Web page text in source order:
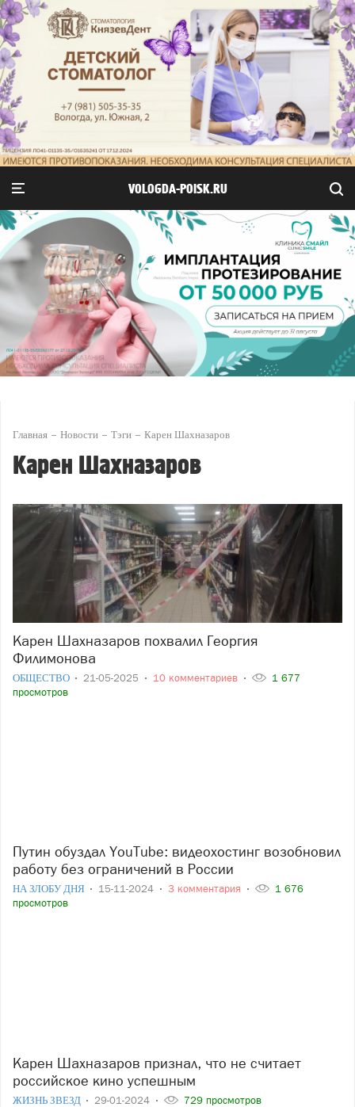
VOLOGDA-POISK.RU
Главная Новости Тэги Карен Шахназаров
Карен Шахназаров
Карен Шахназаров похвалил Георгия
Филимонова
ОБЩЕСТВО 21-05-2025 10 комментариев
1 677
просмотров
Путин обуздал YouTube: видеохостинг возобновил
работу без ограничений в России
НА ЗЛОБУ ДНЯ 15-11-2024 3 комментария
1 676
просмотров
Карен Шахназаров признал, что не считает
российское кино успешным
ЖИЗНЬ ЗВЕЗД 29-01-2024 729 просмотров